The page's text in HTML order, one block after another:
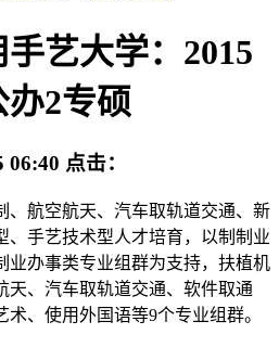
艺大学：2015
2专硕
06:40 点击：
航空航天、汽车取轨道交通、新
、手艺技术型人才培育，以制制业
业办事类专业组群为支持，扶植机
天、汽车取轨道交通、软件取通
、使用外国语等9个专业组群。